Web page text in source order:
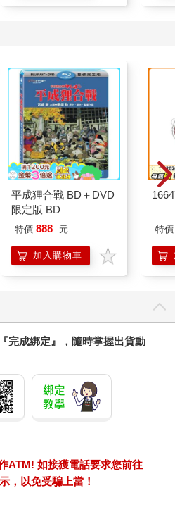
平成狸合戰 BD＋DVD
限定版 BD
特價 888 元
加入購物車
特價
完成綁定』，隨時掌握出貨動
ATM! 如接獲電話要求您前往
，以免受騙上當！